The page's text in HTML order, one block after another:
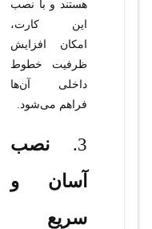
هستند و با نصب
این کارت،
امکان افزایش
ظرفیت خطوط
داخلی آن‌ها
فراهم می‌شود.
3.
نصب
آسان و
سریع